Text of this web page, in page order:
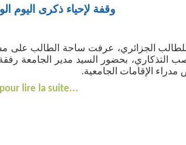
وقفة لإحياء ذكرى اليوم
والستون (64) لليوم الوطني للطالب الجزائري، عرفت
التذكاري، بحضور السيد مدير الجامعة رفقة
الإقامات الجامعية.
lire la suite...